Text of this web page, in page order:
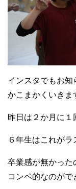
インスタでもお知
かこまかくいきま
昨日は２か月に１
６年生はこれがラ
卒業感が無かった
コンペ的なのがで